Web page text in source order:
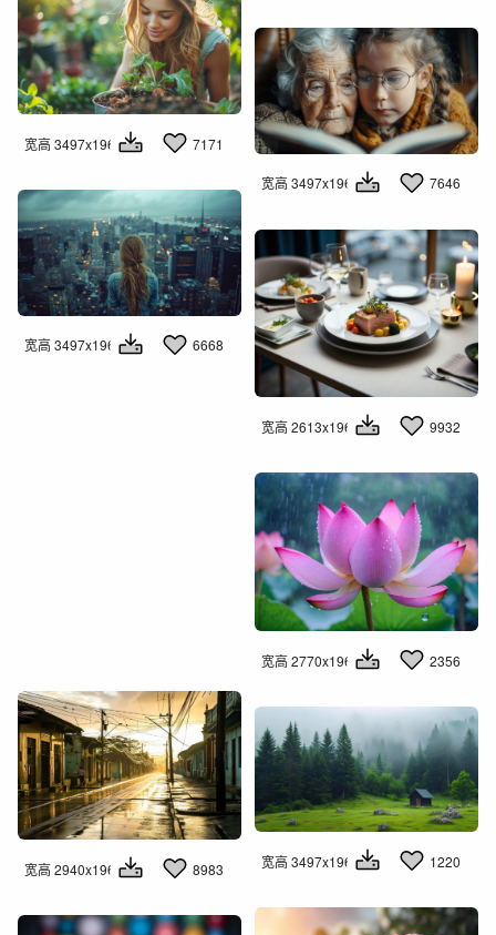
宽高 3497x1960 7171
宽高 3497x1960 7646
宽高 3497x1960 6668
宽高 2613x1960 9932
宽高 2770x1960 2356
宽高 2940x1960 8983 宽高 3497x1960 1220